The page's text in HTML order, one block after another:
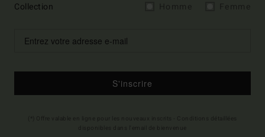
Collection
S'inscrire